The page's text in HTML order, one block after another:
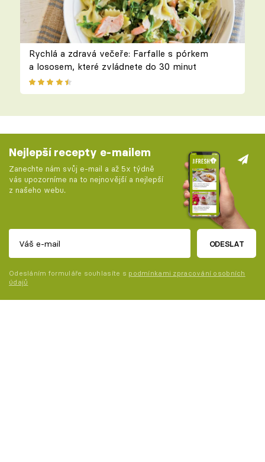
Rychlá a zdravá večeře: Farfalle s pórkem
a lososem, které zvládnete do 30 minut
Nejlepší recepty e-mailem
Zanechte nám svůj e-mail a až 5x týdně
vás upozorníme na to nejnovější a nejlepší
z našeho webu.
ODESLAT
Odesláním formuláře souhlasíte s podmínkami zpracování osobních
údajů